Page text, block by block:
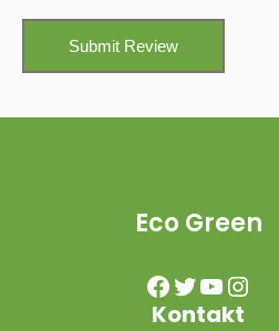
Submit Review
Eco Green
Facebook Twitter YouTube Instagram
Kontakt